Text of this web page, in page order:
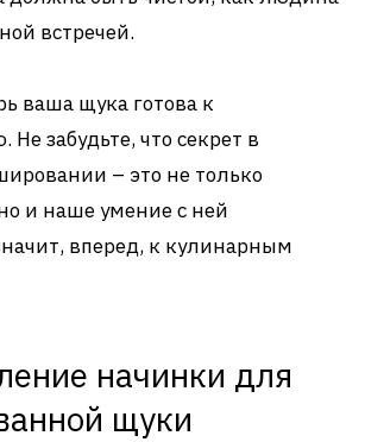
встречей.
ваша щука готова к
забудьте, что секрет в
– это не только
и наше умение с ней
вперед, к кулинарным
начинки для
щуки